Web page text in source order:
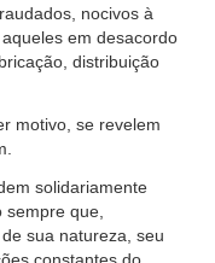
nocivos à
em desacordo
distribuição
motivo, se revelem
solidariamente
que,
sua natureza, seu
constantes do